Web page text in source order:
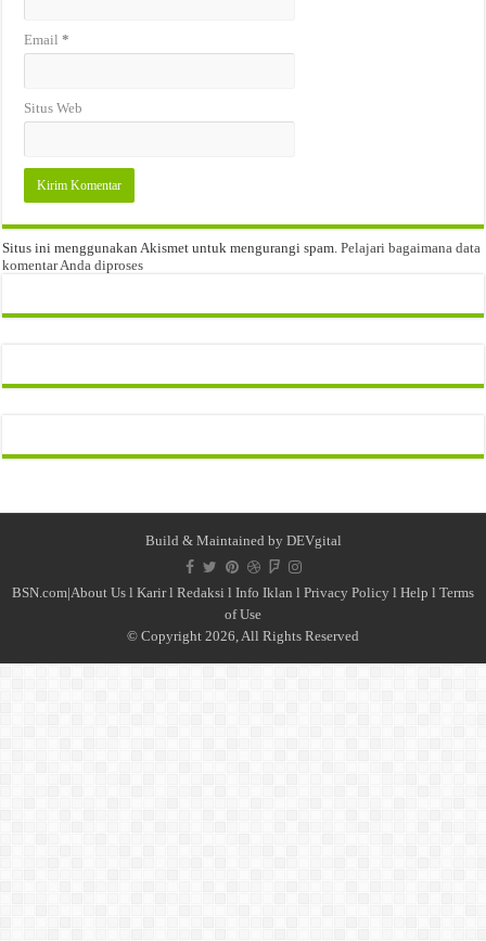
Email*
Situs Web
Situs ini menggunakan Akismet untuk mengurangi spam.Pelajari bagaimana data
komentar Anda diproses
Build & Maintained by DEVgital
BSN.com|About Us l Karirl Redaksi l Info Iklan l Privacy Policy l Help l Terms
of Use
© Copyright 2026, All Rights Reserved